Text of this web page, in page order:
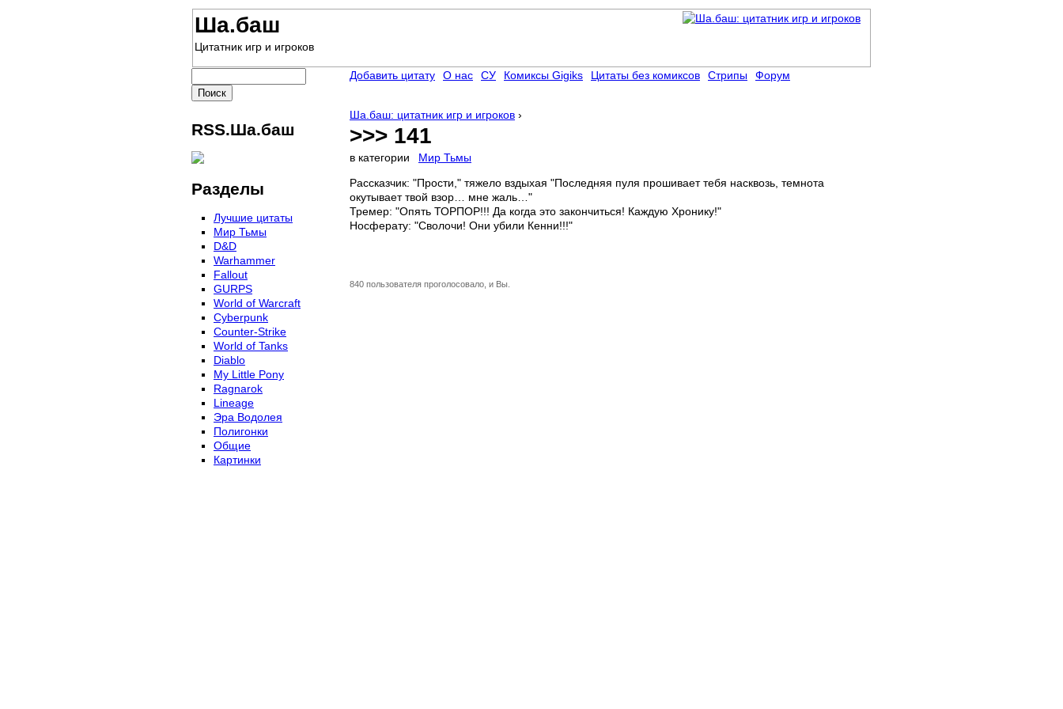
Ша.баш
Цитатник игр и игроков
Ша.баш: цитатник игр и игроков ›
>>> 141
в категории
Мир Тьмы
Рассказчик: "Прости," тяжело вздыхая "Последняя пуля прошивает тебя насквозь, темнота
окутывает твой взор… мне жаль…"
Тремер: "Опять ТОРПОР!!! Да когда это закончиться! Каждую Хронику!"
Носферату: "Сволочи! Они убили Кенни!!!"
840 пользователя проголосовало, и Вы.
Добавить цитату О нас СУ Комиксы Gigiks Цитаты без комиксов Стрипы Форум
RSS.Ша.баш
Разделы
Лучшие цитаты
Мир Тьмы
D&D
Warhammer
Fallout
GURPS
World of Warcraft
Сyberpunk
Counter-Strike
World of Tanks
Diablo
My Little Pony
Ragnarok
Lineage
Эра Водолея
Полигонки
Общие
Картинки